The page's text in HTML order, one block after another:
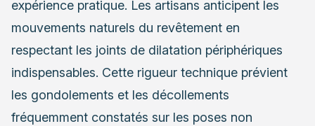
expérience pratique. Les artisans anticipent les
mouvements naturels du revêtement en
respectant les joints de dilatation périphériques
indispensables. Cette rigueur technique prévient
les gondolements et les décollements
fréquemment constatés sur les poses non